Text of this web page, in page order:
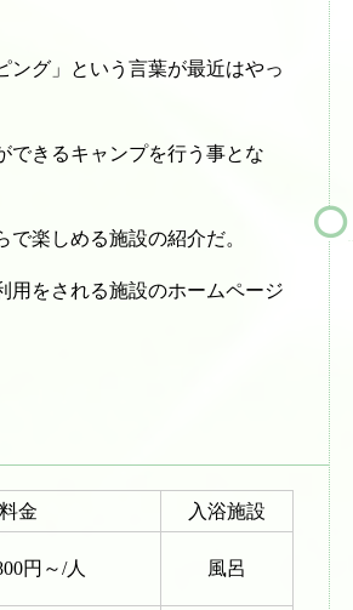
ング」という言葉が最近はやっ
できるキャンプを行う事とな
楽しめる施設の紹介だ。
用をされる施設のホームページ
料金
入浴施設
円～/人 風呂